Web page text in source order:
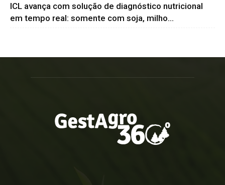
ICL avança com solução de diagnóstico nutricional
em tempo real: somente com soja, milho...